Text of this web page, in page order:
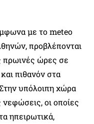
με το meteo
προβλέπονται
πρωινές ώρες σε
πιθανόν στα
υπόλοιπη χώρα
νεφώσεις, οι οποίες
ηπειρωτικά,